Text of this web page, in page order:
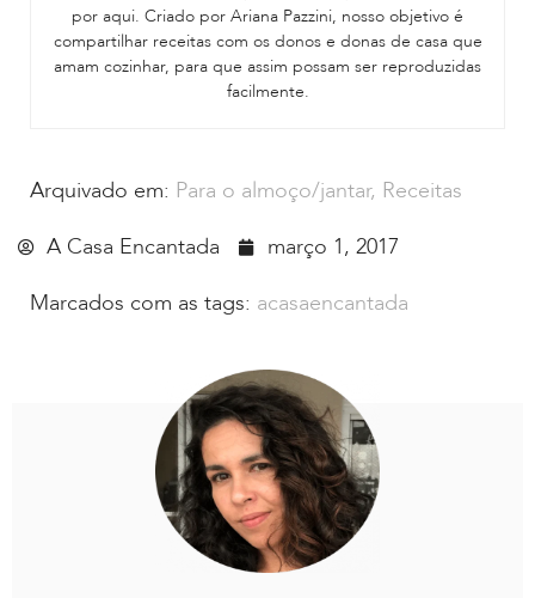
por aqui. Criado por Ariana Pazzini, nosso objetivo é
compartilhar receitas com os donos e donas de casa que
amam cozinhar, para que assim possam ser reproduzidas
facilmente.
Arquivado em: Para o almoço/jantar, Receitas
A Casa Encantada
março 1, 2017
Marcados com as tags: acasaencantada